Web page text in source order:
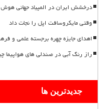
درخشش ایران در المپیاد جهانی
وقتی مایکروسافت اپل را نجات داد
اهدای جایزه چهره برجسته علمی و
راز رنگ آبی در صندلی های هواپیما
جدیدترین ها